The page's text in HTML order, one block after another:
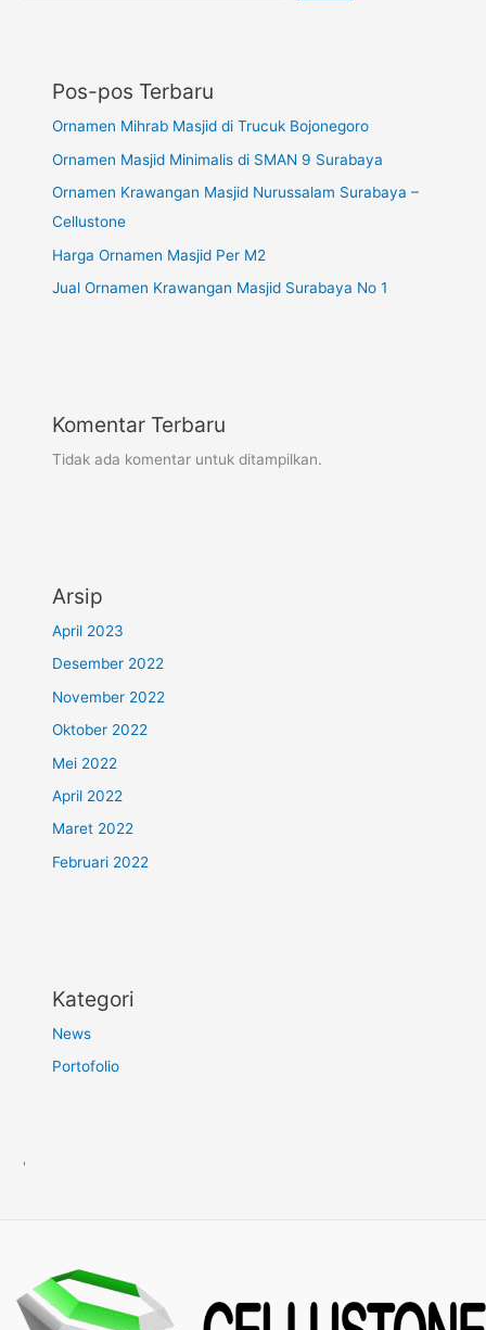
Pos-pos Terbaru
Ornamen Mihrab Masjid di Trucuk Bojonegoro
Ornamen Masjid Minimalis di SMAN 9 Surabaya
Ornamen Krawangan Masjid Nurussalam Surabaya –
Cellustone
Harga Ornamen Masjid Per M2
Jual Ornamen Krawangan Masjid Surabaya No 1
Komentar Terbaru
Tidak ada komentar untuk ditampilkan.
Arsip
April 2023
Desember 2022
November 2022
Oktober 2022
Mei 2022
April 2022
Maret 2022
Februari 2022
Kategori
News
Portofolio
'